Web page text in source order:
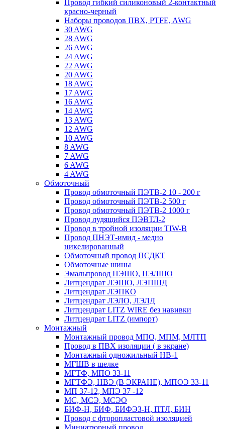
Провод гибкий силиконовый 2-контактный
красно-черный
Наборы проводов ПВХ, PTFE, AWG
30 AWG
28 AWG
26 AWG
24 AWG
22 AWG
20 AWG
18 AWG
17 AWG
16 AWG
14 AWG
13 AWG
12 AWG
10 AWG
8 AWG
7 AWG
6 AWG
4 AWG
Обмоточный
Провод обмоточный ПЭТВ-2 10 - 200 г
Провод обмоточный ПЭТВ-2 500 г
Провод обмоточный ПЭТВ-2 1000 г
Провод лудящийся ПЭВТЛ-2
Провод в тройной изоляции TIW-B
Провод ПНЭТ-имид - медно
никелированный
Обмоточный провод ПСДКТ
Обмоточные шины
Эмальпровод ПЭШО, ПЭЛШО
Литцендрат ЛЭШО, ЛЭПШД
Литцендрат ЛЭПКО
Литцендрат ЛЭЛО, ЛЭЛД
Литцендрат LITZ WIRE без навивки
Литцендрат LITZ (импорт)
Монтажный
Монтажный провод МПО, МПМ, МЛТП
Провод в ПВХ изоляции ( в экране)
Монтажный одножильный HB-1
МГШВ в шелке
МГТФ, МПО 33-11
МГТФЭ, НВЭ (В ЭКРАНЕ), МПОЭ 33-11
МП 37-12, МПЭ 37 -12
МС, МСЭ, МСЭО
БИФ-Н, БИФ, БИФЭЗ-Н, ПТЛ, БИН
Провод с фторопластовой изоляцией
Миниатюрный провод